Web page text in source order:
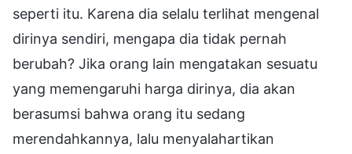
seperti itu. Karena dia selalu terlihat mengenal
dirinya sendiri, mengapa dia tidak pernah
berubah? Jika orang lain mengatakan sesuatu
yang memengaruhi harga dirinya, dia akan
berasumsi bahwa orang itu sedang
merendahkannya, lalu menyalahartikan